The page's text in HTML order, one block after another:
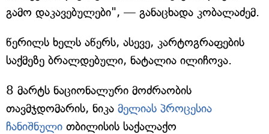
გამო დაკავებულები", — განაცხადა კობალაძემ.
წერილს ხელს აწერს, ასევე, კარტოგრაფების
საქმეზე ბრალდებული, ნატალია ილიჩოვა.
8 მარტს ნაციონალური მოძრაობის
თავმჯდომარის, ნიკა მელიას პროცესია
ჩანიშნული თბილისის საქალაქო